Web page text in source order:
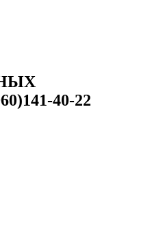
40-22